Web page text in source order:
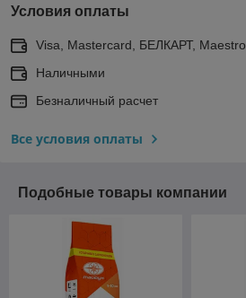
Условия оплаты
Visa, Mastercard, БЕЛКАРТ, Maestro
Наличными
Безналичный расчет
Все условия оплаты
Подобные товары компании